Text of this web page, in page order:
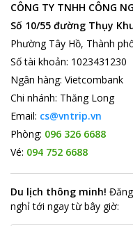
CÔNG TY TNHH CÔNG
Số 10/55 đường Thụy
Phường Tây Hồ, Thành
Số tài khoản: 1023431230
Ngân hàng: Vietcombank
Chi nhánh: Thăng Long
Email: cs@vntrip.vn
Phòng: 096 326 6688
Vé: 094 752 6688
Du lịch thông minh!
nghỉ tới ngay từ bây giờ: